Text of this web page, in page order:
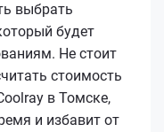
выбрать
будет
Не стоит
стоимость
в Томске,
и избавит от